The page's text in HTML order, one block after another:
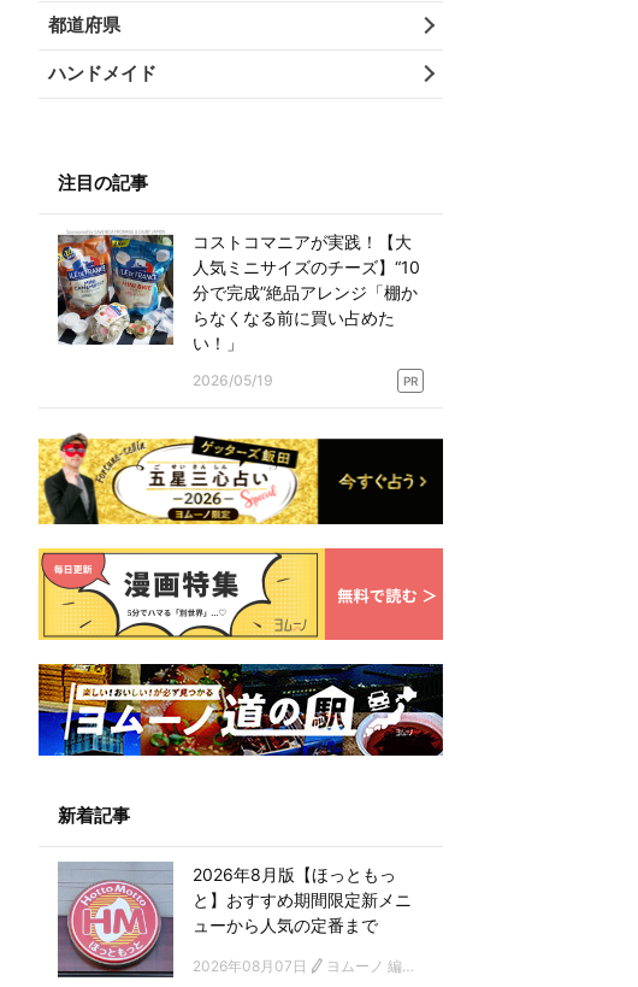
都道府県
ハンドメイド
注目の記事
コストコマニアが実践！【大
人気ミニサイズのチーズ】“10
分で完成”絶品アレンジ「棚か
らなくなる前に買い占めた
い！」
2026/05/19 PR
新着記事
2026年8月版【ほっともっ
と】おすすめ期間限定新メニ
ューから人気の定番まで
2026年08月07日 ヨムーノ 編集部